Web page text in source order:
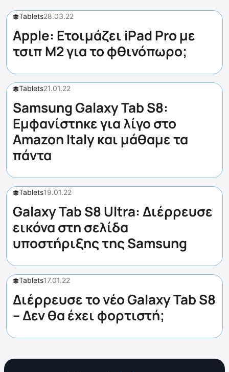
Tablets28.03.22
Apple: Ετοιμάζει iPad Pro με
τσιπ M2 για το φθινόπωρο;
Tablets21.01.22
Samsung Galaxy Tab S8:
Εμφανίστηκε για λίγο στο
Amazon Italy και μάθαμε τα
πάντα
Tablets19.01.22
Galaxy Tab S8 Ultra: Διέρρευσε
εικόνα στη σελίδα
υποστήριξης της Samsung
Tablets17.01.22
Διέρρευσε το νέο Galaxy Tab S8
– Δεν θα έχει φορτιστή;